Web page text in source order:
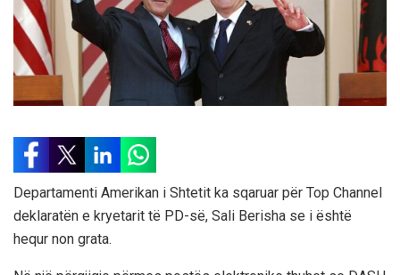
Departamenti Amerikan i Shtetit ka sqaruar për Top Channel
deklaratën e kryetarit të PD-së, Sali Berisha se i është
hequr non grata.